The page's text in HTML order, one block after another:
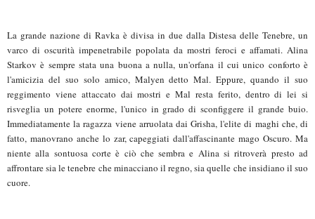
La grande nazione di Ravka è divisa in due dalla Distesa delle Tenebre, un
varco di oscurità impenetrabile popolata da mostri feroci e affamati. Alina
Starkov è sempre stata una buona a nulla, un'orfana il cui unico conforto è
l'amicizia del suo solo amico, Malyen detto Mal. Eppure, quando il suo
reggimento viene attaccato dai mostri e Mal resta ferito, dentro di lei si
risveglia un potere enorme, l'unico in grado di sconfiggere il grande buio.
Immediatamente la ragazza viene arruolata dai Grisha, l'elite di maghi che, di
fatto, manovrano anche lo zar, capeggiati dall'affascinante mago Oscuro. Ma
niente alla sontuosa corte è ciò che sembra e Alina si ritroverà presto ad
affrontare sia le tenebre che minacciano il regno, sia quelle che insidiano il suo
cuore.